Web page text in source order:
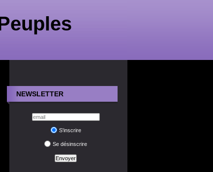
NEWSLETTER
S'inscrire
Se désinscrire